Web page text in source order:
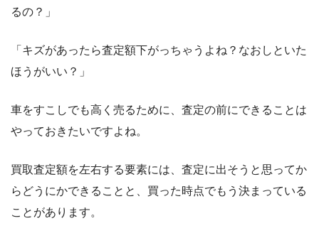
るの？」
「キズがあったら査定額下がっちゃうよね？なおしといた
ほうがいい？」
車をすこしでも高く売るために、査定の前にできることは
やっておきたいですよね。
買取査定額を左右する要素には、査定に出そうと思ってか
らどうにかできることと、買った時点でもう決まっている
ことがあります。